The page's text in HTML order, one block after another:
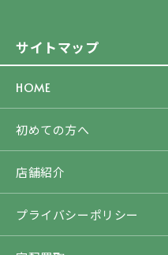
サイトマップ
HOME
初めての方へ
店舗紹介
プライバシーポリシー